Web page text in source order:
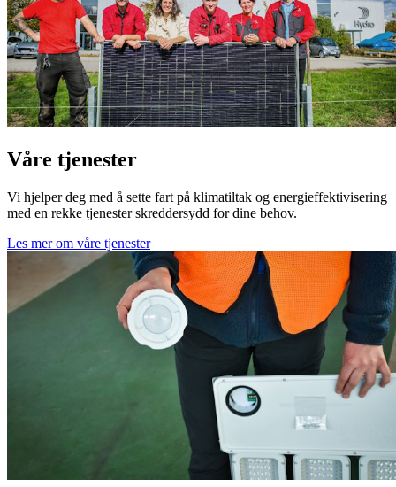
Våre tjenester
Vi hjelper deg med å sette fart på klimatiltak og energieffektivisering
med en rekke tjenester skreddersydd for dine behov.
Les mer om våre tjenester